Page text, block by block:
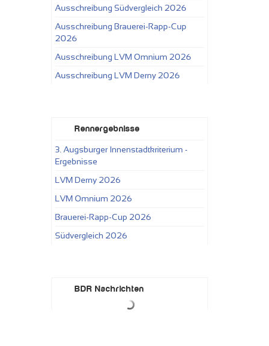
Ausschreibung Südvergleich 2026
Ausschreibung Brauerei-Rapp-Cup
2026
Ausschreibung LVM Omnium 2026
Ausschreibung LVM Derny 2026
Rennergebnisse
3. Augsburger Innenstadtkriterium -
Ergebnisse
LVM Derny 2026
LVM Omnium 2026
Brauerei-Rapp-Cup 2026
Südvergleich 2026
BDR Nachrichten